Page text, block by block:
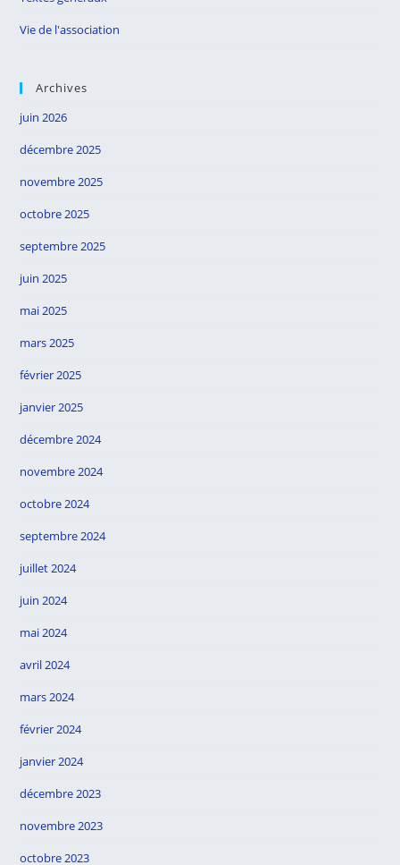
Vie de l'association
Archives
juin 2026
décembre 2025
novembre 2025
octobre 2025
septembre 2025
juin 2025
mai 2025
mars 2025
février 2025
janvier 2025
décembre 2024
novembre 2024
octobre 2024
septembre 2024
juillet 2024
juin 2024
mai 2024
avril 2024
mars 2024
février 2024
janvier 2024
décembre 2023
novembre 2023
octobre 2023